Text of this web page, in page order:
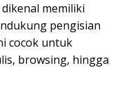
memiliki
pengisian
cocok untuk
browsing, hingga